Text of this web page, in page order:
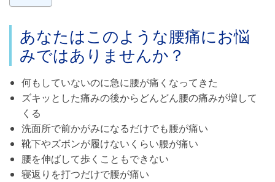
あなたはこのような腰痛にお悩
みではありませんか？
何もしていないのに急に腰が痛くなってきた
ズキッとした痛みの後からどんどん腰の痛みが増して
くる
洗面所で前かがみになるだけでも腰が痛い
靴下やズボンが履けないくらい腰が痛い
腰を伸ばして歩くこともできない
寝返りを打つだけで腰が痛い